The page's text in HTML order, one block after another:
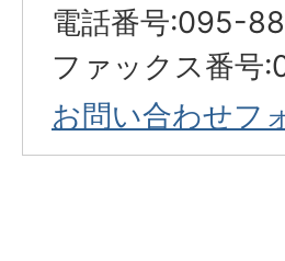
電話番号:095-
ファックス番号
お問い合わせフ